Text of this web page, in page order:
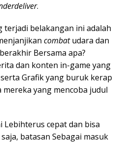
.
terjadi belakangan ini adalah
combatudara dan
Bersama apa?
dan konten in-game yang
Grafik yang buruk kerap
yang mencoba judul
Lebihterus cepat dan bisa
batasan Sebagai masuk